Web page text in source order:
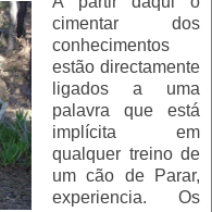
cimentar dos
conhecimentos
estão directamente
ligados a uma
palavra que está
implícita em
qualquer treino de
um cão de Parar,
experiencia. Os